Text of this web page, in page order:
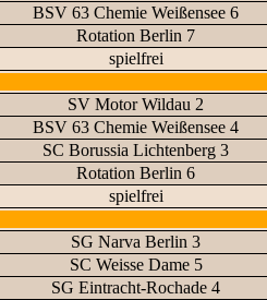
BSV 63 Chemie Weißensee 6
Rotation Berlin 7
spielfrei
SV Motor Wildau 2
BSV 63 Chemie Weißensee 4
SC Borussia Lichtenberg 3
Rotation Berlin 6
spielfrei
SG Narva Berlin 3
SC Weisse Dame 5
SG Eintracht-Rochade 4